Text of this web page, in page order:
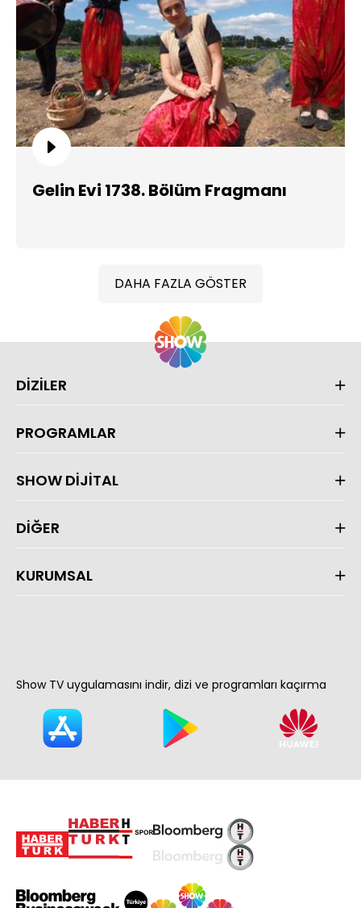
Gelin Evi 1738. Bölüm Fragmanı
DAHA FAZLA GÖSTER
DİZİLER
PROGRAMLAR
SHOW DİJİTAL
DİĞER
KURUMSAL
Show TV uygulamasını indir, dizi ve programları kaçırma